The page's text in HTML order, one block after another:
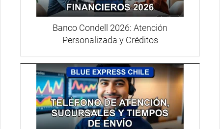
Banco Condell 2026: Atención
Personalizada y Créditos